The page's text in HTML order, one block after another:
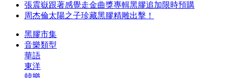
張震嶽跟著感覺走金曲獎專輯黑膠追加限時預購
周杰倫太陽之子珍藏黑膠精雕出擊！
黑膠市集
音樂類型
華語
東洋